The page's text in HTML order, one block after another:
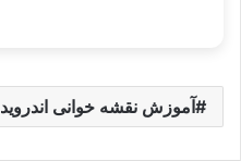
آموزش نقشه خوانی اندروید